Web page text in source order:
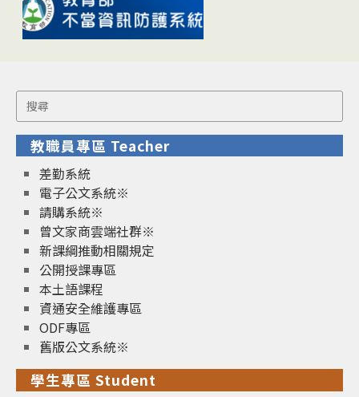
Search
for:
教職員專區 Teacher
差勤系統
電子公文系統※
請購系統※
曾文家商雲端社群※
新課綱推動相關規定
公開授課專區
本土語課程
資通安全維護專區
ODF專區
舊版公文系統※
學生專區 Student